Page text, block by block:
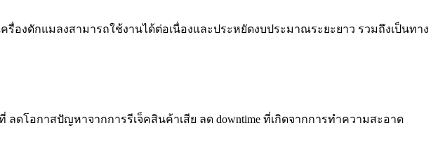
องดักแมลงสามารถใช้งานได้ต่อเนื่องและประหยัดงบประมาณระยะยาว รวมถึงเป็นทาง
โอกาสปัญหาจากการรีเจ็คสินค้าเสีย ลด downtime ที่เกิดจากการทำความสะอาด